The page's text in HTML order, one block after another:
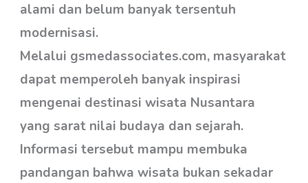
alami dan belum banyak tersentuh
modernisasi.
Melalui gsmedassociates.com, masyarakat
dapat memperoleh banyak inspirasi
mengenai destinasi wisata Nusantara
yang sarat nilai budaya dan sejarah.
Informasi tersebut mampu membuka
pandangan bahwa wisata bukan sekadar